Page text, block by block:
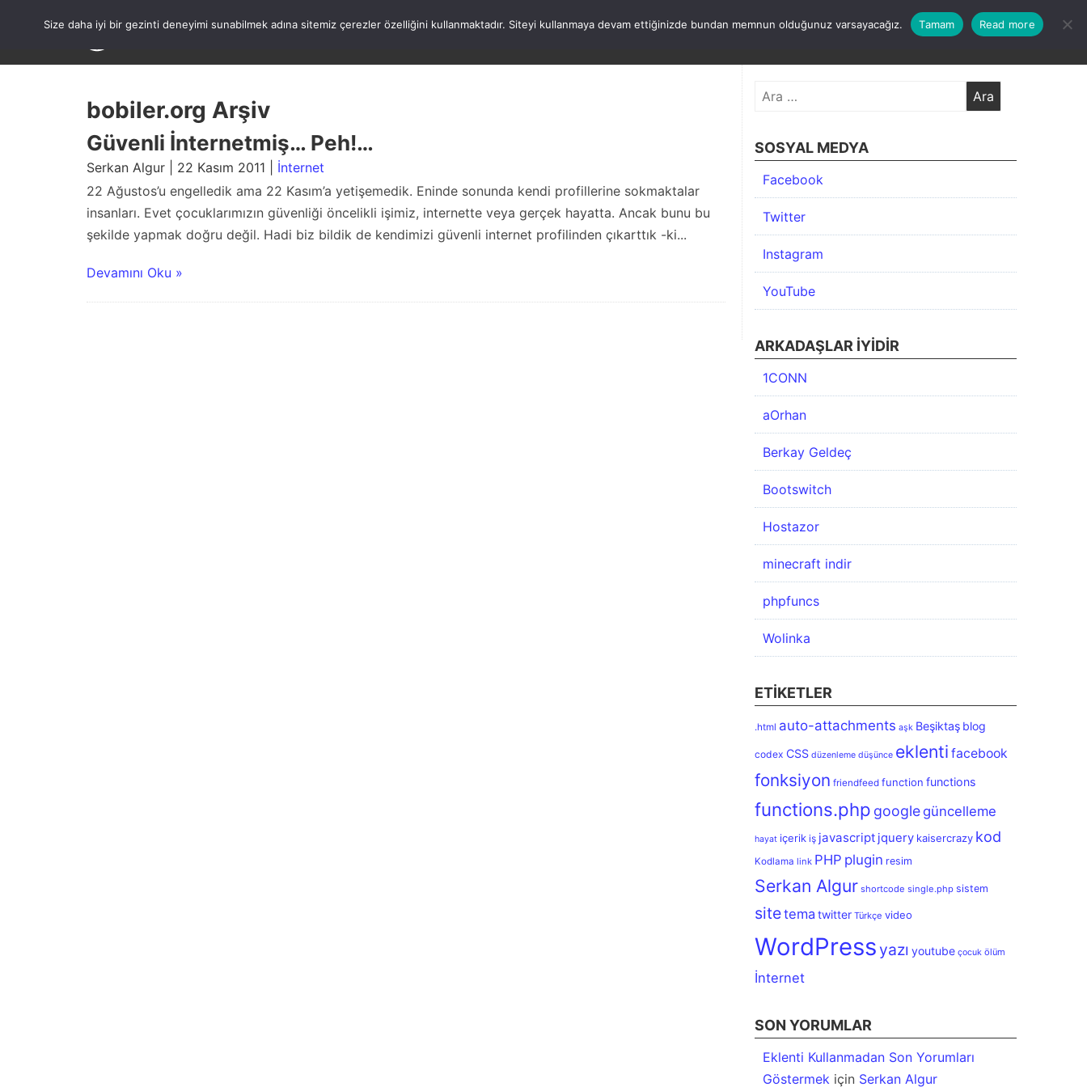
ANASAYFA WORDPRESS ATATÜRK HAKKIMDA KATEGORİLER İLETİŞİM ARŞİV
bobiler.org Arşiv
Güvenli İnternetmiş… Peh!…
Serkan Algur | 22 Kasım 2011 | İnternet
22 Ağustos’u engelledik ama 22 Kasım’a yetişemedik. Eninde sonunda kendi profillerine sokmaktalar
insanları. Evet çocuklarımızın güvenliği öncelikli işimiz, internette veya gerçek hayatta. Ancak bunu bu
şekilde yapmak doğru değil. Hadi biz bildik de kendimizi güvenli internet profilinden çıkarttık -ki...
Devamını Oku »
Arama:
SOSYAL MEDYA
Facebook
Twitter
Instagram
YouTube
ARKADAŞLAR İYIDIR
1CONN
aOrhan
Berkay Geldeç
Bootswitch
Hostazor
minecraft indir
phpfuncs
Wolinka
ETIKETLER
.html auto-attachments aşk Beşiktaş blog
codex CSS düzenleme düşünce eklenti facebook
fonksiyon friendfeed function functions
functions.php googlegüncelleme
hayat içerik iş javascript jquery kaisercrazy kod
Kodlama link PHP plugin resim
Serkan Algur shortcode single.php sistem
sitetema twitter Türkçe video
WordPressyazı youtube çocuk ölüm
İnternet
SON YORUMLAR
Eklenti Kullanmadan Son Yorumları
Göstermekiçin Serkan Algur
Size daha iyi bir gezinti deneyimi sunabilmek adına sitemiz çerezler özelliğini kullanmaktadır. Siteyi kullanmaya devam ettiğinizde bundan memnun olduğunuz varsayacağız. Tamam Read more